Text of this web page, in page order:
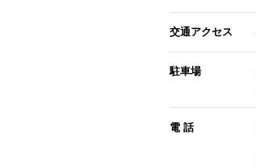
交通アクセス
駐車場
電 話